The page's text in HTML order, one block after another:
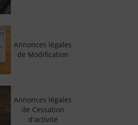
Annonces légales
de Modification
Annonces légales
de Cessation
d'activité